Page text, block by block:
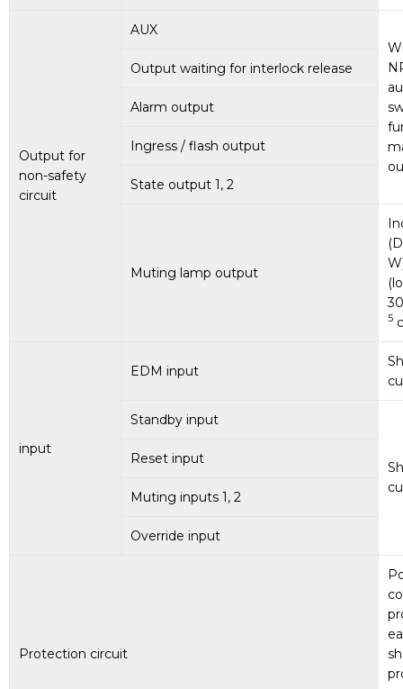
Output for
non-safety
circuit
AUX
Output waiting for interlock release
Alarm output
Ingress / flash output
State output 1, 2
Muting lamp output
5
input
EDM input
Standby input
Reset input
Muting inputs 1, 2
Override input
Protection circuit